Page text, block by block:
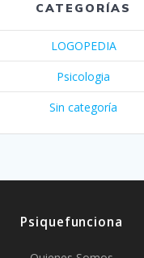
CATEGORÍAS
LOGOPEDIA
Psicologia
Sin categoría
Psiquefunciona